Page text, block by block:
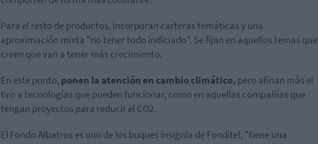
Para el resto de productos, incorporan carteras temáticas y una
aproximación mixta "no tener todo indiciado". Se fijan en aquellos temas que
creen que van a tener más crecimiento.
En este punto, ponen la atención en cambio climático, pero afinan más el
tiro a tecnologías que pueden funcionar, como en aquellas compañías que
tengan proyectos para reducir el CO2.
El Fondo Albatros es uno de los buques insignia de Fonditel, "tiene una